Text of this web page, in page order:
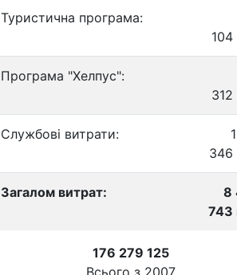
Туристична програма:
104
Програма "Хелпус":
312
Службові витрати:
346
Загалом витрат:
8
743
176 279 125
Всього з 2007